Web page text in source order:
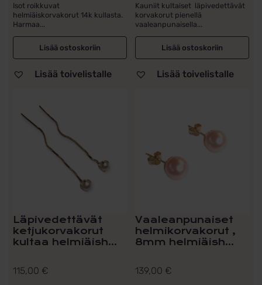
Isot roikkuvat
helmiäiskorvakorut 14k kullasta.
Harmaa...
Lisää ostoskoriin
Lisää toivelistalle
Kauniit kultaiset läpivedettävät
korvakorut pienellä
vaaleanpunaisella...
Lisää ostoskoriin
Lisää toivelistalle
Läpivedettävät
ketjukorvakorut
kultaa helmiäish...
115,00 €
Vaaleanpunaiset
helmikorvakorut ,
8mm helmiäish...
139,00 €